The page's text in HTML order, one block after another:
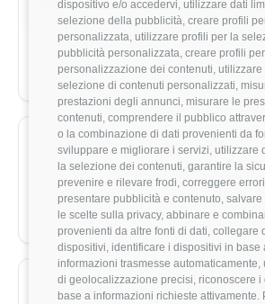
dispositivo e/o accedervi, utilizzare dati
selezione della pubblicità, creare profili
personalizzata, utilizzare profili per la
pubblicità personalizzata, creare profili
personalizzazione dei contenuti,
selezione di contenuti personalizzati,
prestazioni degli annunci, misurare le
contenuti, comprendere il pubblico
o la combinazione di dati provenienti da
sviluppare e migliorare i servizi, utilizzare
la selezione dei contenuti, garantire la
prevenire e rilevare frodi, correggere
presentare pubblicità e contenuto, salvare
le scelte sulla privacy, abbinare e
provenienti da altre fonti di dati, collegare
dispositivi, identificare i dispositivi in base
informazioni trasmesse automaticamente,
di geolocalizzazione precisi, riconoscere i
base a informazioni richieste attivamente.
Comparazione Stipendi
Scopri se sei sopra o sotto la media di
Calcola ora →
Calcolo Stipendio Netto
Dal lordo al netto in pochi click
Calcola ora →
Valuta Offerta di Lavoro